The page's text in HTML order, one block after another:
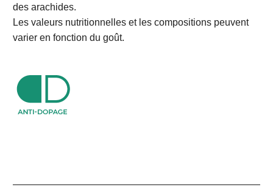
des arachides.
Les valeurs nutritionnelles et les compositions peuvent
varier en fonction du goût.